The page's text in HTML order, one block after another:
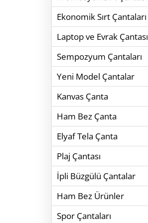
Ekonomik Sırt Çantaları
Laptop ve Evrak Çantası
Sempozyum Çantaları
Yeni Model Çantalar
Kanvas Çanta
Ham Bez Çanta
Elyaf Tela Çanta
Plaj Çantası
İpli Büzgülü Çantalar
Ham Bez Ürünler
Spor Çantaları